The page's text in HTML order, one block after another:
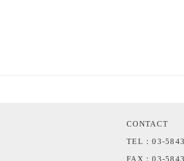
CONTACT
TEL：03-
FAX：03-